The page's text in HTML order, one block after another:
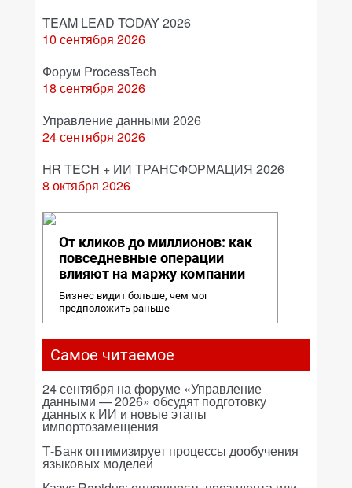
TEAM LEAD TODAY 2026
10 сентября 2026
Форум ProcessTech
18 сентября 2026
Управление данными 2026
24 сентября 2026
HR TECH + ИИ ТРАНСФОРМАЦИЯ 2026
8 октября 2026
От кликов до миллионов: как
повседневные операции
влияют на маржу компании
Бизнес видит больше, чем мог
предположить раньше
Самое читаемое
24 сентября на форуме «Управление
данными — 2026» обсудят подготовку
данных к ИИ и новые этапы
импортозамещения
Т-Банк оптимизирует процессы дообучения
языковых моделей